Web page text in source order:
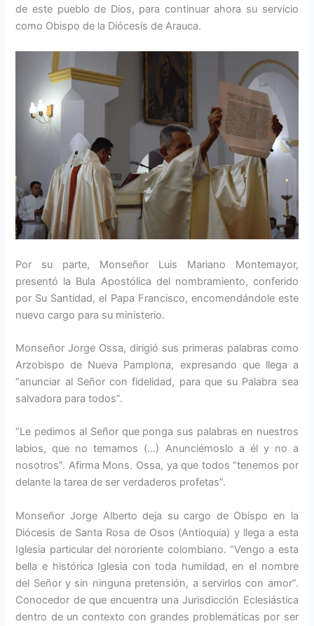
de este pueblo de Dios, para continuar ahora su servicio
como Obispo de la Diócesis de Arauca.
Por su parte, Monseñor Luis Mariano Montemayor,
presentó la Bula Apostólica del nombramiento, conferido
por Su Santidad, el Papa Francisco, encomendándole este
nuevo cargo para su ministerio.
Monseñor Jorge Ossa, dirigió sus primeras palabras como
Arzobispo de Nueva Pamplona, expresando que llega a
“anunciar al Señor con fidelidad, para que su Palabra sea
salvadora para todos”.
“Le pedimos al Señor que ponga sus palabras en nuestros
labios, que no temamos (…) Anunciémoslo a él y no a
nosotros”. Afirma Mons. Ossa, ya que todos “tenemos por
delante la tarea de ser verdaderos profetas”.
Monseñor Jorge Alberto deja su cargo de Obispo en la
Diócesis de Santa Rosa de Osos (Antioquia) y llega a esta
Iglesia particular del nororiente colombiano. “Vengo a esta
bella e histórica Iglesia con toda humildad, en el nombre
del Señor y sin ninguna pretensión, a servirlos con amor”.
Conocedor de que encuentra una Jurisdicción Eclesiástica
dentro de un contexto con grandes problemáticas por ser